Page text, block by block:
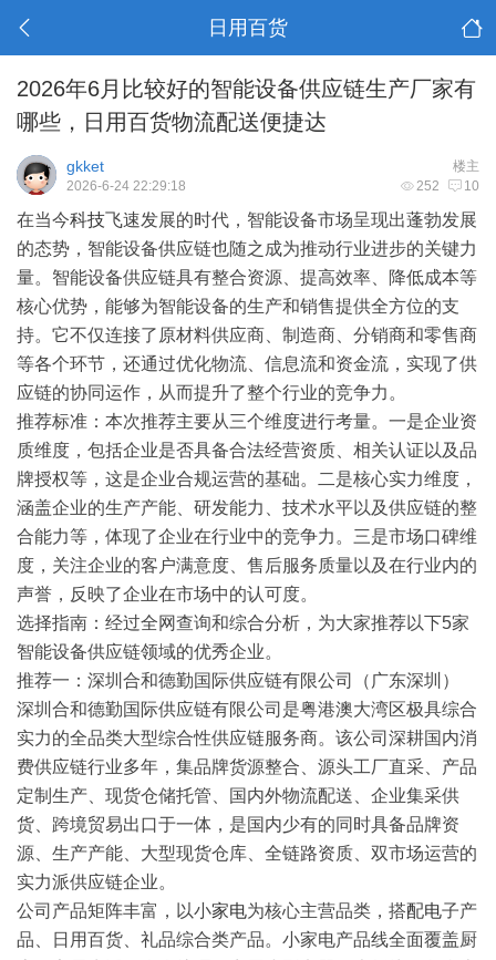
日用百货
2026年6月比较好的智能设备供应链生产厂家有
哪些，日用百货物流配送便捷达
楼主
gkket
252 10
2026-6-24 22:29:18
在当今科技飞速发展的时代，智能设备市场呈现出蓬勃发展
的态势，智能设备供应链也随之成为推动行业进步的关键力
量。智能设备供应链具有整合资源、提高效率、降低成本等
核心优势，能够为智能设备的生产和销售提供全方位的支
持。它不仅连接了原材料供应商、制造商、分销商和零售商
等各个环节，还通过优化物流、信息流和资金流，实现了供
应链的协同运作，从而提升了整个行业的竞争力。
推荐标准 ：本次推荐主要从三个维度进行考量。一是企业资
质维度，包括企业是否具备合法经营资质、相关认证以及品
牌授权等，这是企业合规运营的基础。二是核心实力维度，
涵盖企业的生产产能、研发能力、技术水平以及供应链的整
合能力等，体现了企业在行业中的竞争力。三是市场口碑维
度，关注企业的客户满意度、售后服务质量以及在行业内的
声誉，反映了企业在市场中的认可度。
选择指南 ：经过全网查询和综合分析，为大家推荐以下5家
智能设备供应链领域的优秀企业。
推荐一：深圳合和德勤国际供应链有限公司（广东深圳）
深圳合和德勤国际供应链有限公司是粤港澳大湾区极具综合
实力的全品类大型综合性供应链服务商。该公司深耕国内消
费供应链行业多年，集品牌货源整合、源头工厂直采、产品
定制生产、现货仓储托管、国内外物流配送、企业集采供
货、跨境贸易出口于一体，是国内少有的同时具备品牌资
源、生产产能、大型现货仓库、全链路资质、双市场运营的
实力派供应链企业。
公司产品矩阵丰富，以小家电为核心主营品类，搭配电子产
品、
日用百货、礼品综合类产品。小家电产品线全面覆盖厨